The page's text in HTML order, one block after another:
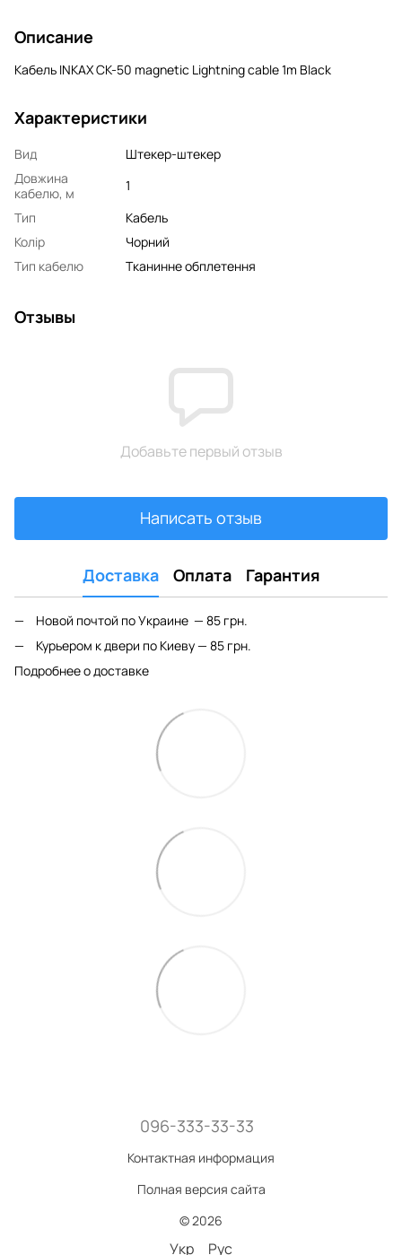
Описание
Кабель INKAX CK-50 magnetic Lightning cable 1m Black
Характеристики
Вид
Штекер-штекер
Довжина
кабелю, м
1
Тип
Кабель
Колір
Чорний
Тип кабелю
Тканинне обплетення
Отзывы
Добавьте первый отзыв
Написать отзыв
Доставка Оплата Гарантия
Новой почтой по Украине — 85 грн.
Курьером к двери по Киеву — 85 грн.
Подробнее о доставке
096-333-33-33
Контактная информация
Полная версия сайта
© 2026
Укр Рус